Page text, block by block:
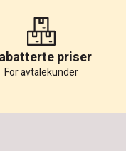
priser
For avtalekunder